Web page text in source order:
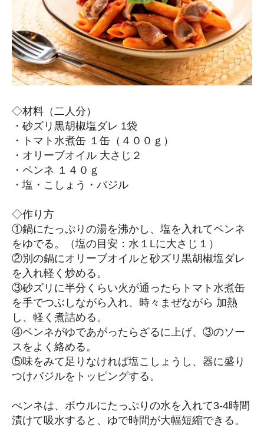
◇材料（二人分）
・砂ズリ黒胡椒塩ダレ 1袋
・トマト水煮缶 １缶（４００ｇ）
・オリーブオイル 大さじ２
・ペンネ １４０ｇ
・塩・こしょう・バジル
◇作り方
①鍋にたっぷりの湯を沸かし、塩を入れてペンネ
をゆでる。（塩の目安：水１Lに大さじ１）
②別の鍋にオリーブオイルと砂ズリ黒胡椒塩ダレ
を入れ軽く炒める。
③砂ズリに半分くらい火が通ったらトマト水煮缶
を手でつぶしながら入れ、時々まぜながら 加熱
し、軽く煮詰める。
④ペンネがゆであがったらざるに上げ、③のソー
スをよく絡める。
⑤味をみて足りなければ塩こしょうし、器に盛り
つけバジルをトッピングする。
ぺンネは、ボウルにたっぷりの水を入れて3-4時間
漬けて吸水すると、ゆで時間が大幅短縮できる。